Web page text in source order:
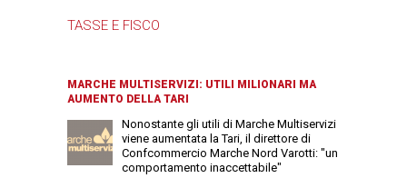
TASSE E FISCO
MARCHE MULTISERVIZI: UTILI MILIONARI MA
AUMENTO DELLA TARI
Nonostante gli utili di Marche Multiservizi
viene aumentata la Tari, il direttore di
Confcommercio Marche Nord Varotti: "un
comportamento inaccettabile"